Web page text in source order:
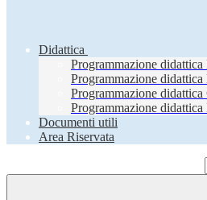
Didattica
Programmazione
Programmazione
Programmazione didattica
Programmazione
Documenti utili
Area Riservata